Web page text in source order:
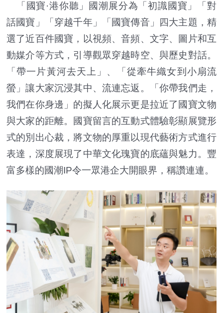
「國寶·港你聽」國潮展分為「初識國寶」「對
話國寶」「穿越千年」「國寶傳音」四大主題，精
選了近百件國寶，以視頻、音頻、文字、圖片和互
動媒介等方式，引導觀眾穿越時空、與歷史對話。
「帶一片黃河去天上」、「從牽牛織女到小扇流
螢」讓大家沉浸其中、流連忘返。「你帶我們走，
我們在你身邊」的擬人化展示更是拉近了國寶文物
與大家的距離。國寶留言的互動式體驗彰顯展覽形
式的別出心裁，將文物的厚重以現代藝術方式進行
表達，深度展現了中華文化瑰寶的底蘊與魅力。豐
富多樣的國潮IP令一眾港企大開眼界，稱讚連連。